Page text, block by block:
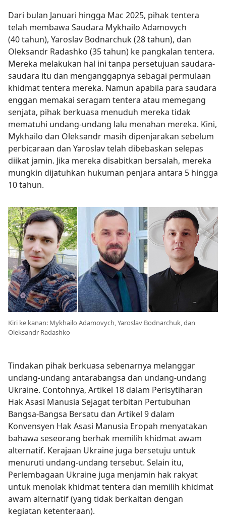
Dari bulan Januari hingga Mac 2025, pihak tentera
telah membawa Saudara Mykhailo Adamovych
(40 tahun), Yaroslav Bodnarchuk (28 tahun), dan
Oleksandr Radashko (35 tahun) ke pangkalan tentera.
Mereka melakukan hal ini tanpa persetujuan saudara-
saudara itu dan menganggapnya sebagai permulaan
khidmat tentera mereka. Namun apabila para saudara
enggan memakai seragam tentera atau memegang
senjata, pihak berkuasa menuduh mereka tidak
mematuhi undang-undang lalu menahan mereka. Kini,
Mykhailo dan Oleksandr masih dipenjarakan sebelum
perbicaraan dan Yaroslav telah dibebaskan selepas
diikat jamin. Jika mereka disabitkan bersalah, mereka
mungkin dijatuhkan hukuman penjara antara 5 hingga
10 tahun.
Kiri ke kanan: Mykhailo Adamovych, Yaroslav Bodnarchuk, dan
Oleksandr Radashko
Tindakan pihak berkuasa sebenarnya melanggar
undang-undang antarabangsa dan undang-undang
Ukraine. Contohnya, Artikel 18 dalam Perisytiharan
Hak Asasi Manusia Sejagat terbitan Pertubuhan
Bangsa-Bangsa Bersatu dan Artikel 9 dalam
Konvensyen Hak Asasi Manusia Eropah menyatakan
bahawa seseorang berhak memilih khidmat awam
alternatif. Kerajaan Ukraine juga bersetuju untuk
menuruti undang-undang tersebut. Selain itu,
Perlembagaan Ukraine juga menjamin hak rakyat
untuk menolak khidmat tentera dan memilih khidmat
awam alternatif (yang tidak berkaitan dengan
kegiatan ketenteraan).